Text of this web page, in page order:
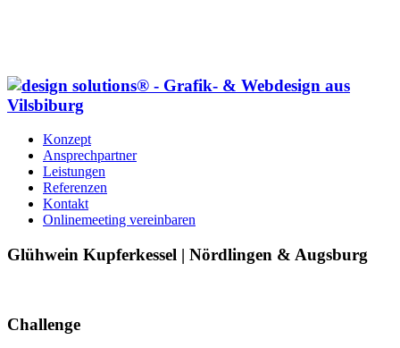
Konzept
Ansprechpartner
Leistungen
Referenzen
Kontakt
Onlinemeeting vereinbaren
Glühwein Kupferkessel | Nördlingen & Augsburg
Challenge